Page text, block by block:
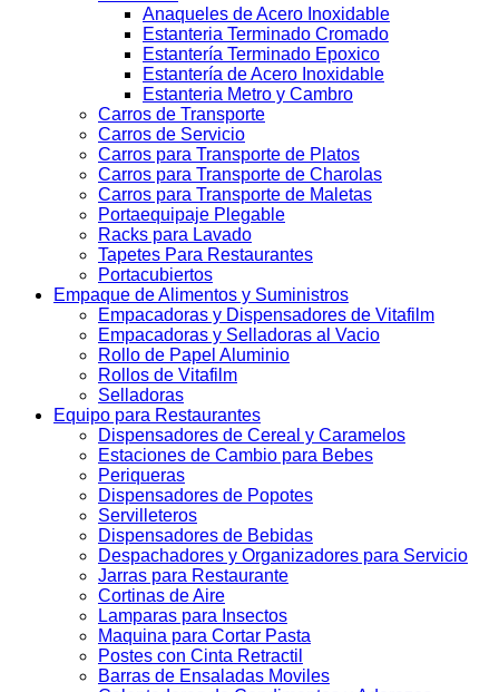
Anaqueles de Acero Inoxidable
Estanteria Terminado Cromado
Estantería Terminado Epoxico
Estantería de Acero Inoxidable
Estanteria Metro y Cambro
Carros de Transporte
Carros de Servicio
Carros para Transporte de Platos
Carros para Transporte de Charolas
Carros para Transporte de Maletas
Portaequipaje Plegable
Racks para Lavado
Tapetes Para Restaurantes
Portacubiertos
Empaque de Alimentos y Suministros
Empacadoras y Dispensadores de Vitafilm
Empacadoras y Selladoras al Vacio
Rollo de Papel Aluminio
Rollos de Vitafilm
Selladoras
Equipo para Restaurantes
Dispensadores de Cereal y Caramelos
Estaciones de Cambio para Bebes
Periqueras
Dispensadores de Popotes
Servilleteros
Dispensadores de Bebidas
Despachadores y Organizadores para Servicio
Jarras para Restaurante
Cortinas de Aire
Lamparas para Insectos
Maquina para Cortar Pasta
Postes con Cinta Retractil
Barras de Ensaladas Moviles